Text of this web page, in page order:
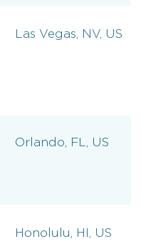
Las Vegas, NV, US
Orlando, FL, US
Honolulu, HI, US